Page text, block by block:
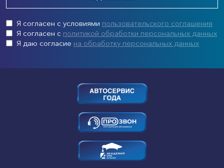
Я согласен с условиями пользовательского соглашения
Я согласен с политикой обработки персональных данных
Я даю согласие на обработку персональных данных